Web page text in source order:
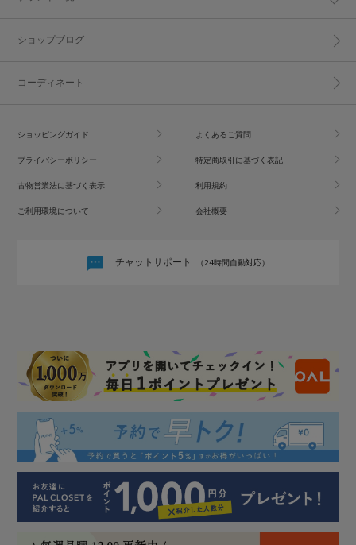
ショップブログ
コーディネート
ショッピングガイド よくあるご質問
プライバシーポリシー 特定商取引に基づく表記
古物営業法に基づく表示 利用規約
ご利用環境について 会社概要
チャットサポート （24時間自動対応）